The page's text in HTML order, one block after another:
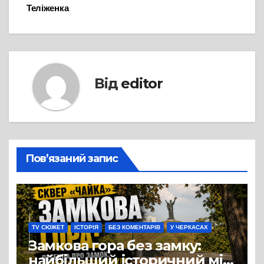
Теліженка
Від editor
Пов’язаний запис
TV СЮЖЕТ ІСТОРІЯ БЕЗ КОМЕНТАРІВ У ЧЕРКАСАХ
Замкова гора без замку:
найбільший історичний міф